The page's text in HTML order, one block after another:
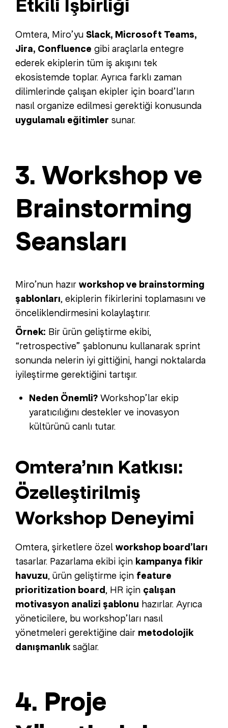
Etkili İşbirliği
Omtera, Miro’yu Slack, Microsoft Teams,
Jira, Confluence gibi araçlarla entegre
ederek ekiplerin tüm iş akışını tek
ekosistemde toplar. Ayrıca farklı zaman
dilimlerinde çalışan ekipler için board’ların
nasıl organize edilmesi gerektiği konusunda
uygulamalı eğitimler sunar.
3. Workshop ve
Brainstorming
Seansları
Miro’nun hazır workshop ve brainstorming
şablonları, ekiplerin fikirlerini toplamasını ve
önceliklendirmesini kolaylaştırır.
Örnek: Bir ürün geliştirme ekibi,
“retrospective” şablonunu kullanarak sprint
sonunda nelerin iyi gittiğini, hangi noktalarda
iyileştirme gerektiğini tartışır.
Neden Önemli? Workshop’lar ekip
yaratıcılığını destekler ve inovasyon
kültürünü canlı tutar.
Omtera’nın Katkısı:
Özelleştirilmiş
Workshop Deneyimi
Omtera, şirketlere özel workshop board’ları
tasarlar. Pazarlama ekibi için kampanya fikir
havuzu, ürün geliştirme için feature
prioritization board, HR için çalışan
motivasyon analizi şablonu hazırlar. Ayrıca
yöneticilere, bu workshop’ları nasıl
yönetmeleri gerektiğine dair metodolojik
danışmanlıksağlar.
4. Proje